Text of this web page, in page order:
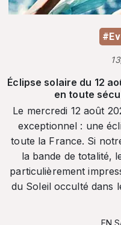
Éclipse solaire du 12
en toute
Le mercredi 12 août
exceptionnel : une
toute la France. Si
la bande de totalité,
particulièrement
du Soleil occulté dans
EN